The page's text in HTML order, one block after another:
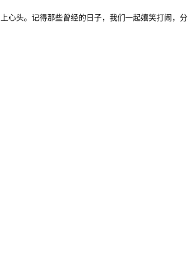
头。记得那些曾经的日子，我们一起嬉笑打闹，